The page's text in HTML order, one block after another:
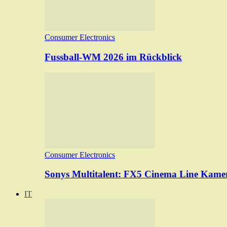
Consumer Electronics
Fussball-WM 2026 im Rückblick
Consumer Electronics
Sonys Multitalent: FX5 Cinema Line
IT